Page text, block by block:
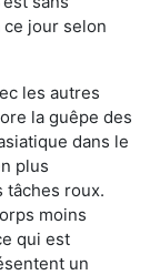
jour selon
les autres
la guêpe des
dans le
plus
tâches roux.
moins
qui est
un